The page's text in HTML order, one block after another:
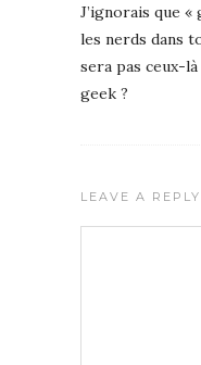
J’ignorais que «
les nerds dans
sera pas ceux-
geek ?
LEAVE A REPLY